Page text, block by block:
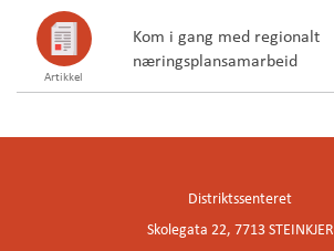
Kontakt oss
Om oss
Artikkel
Kom i gang med regionalt
næringsplansamarbeid
Distriktssenteret
Skolegata 22, 7713 STEINKJER